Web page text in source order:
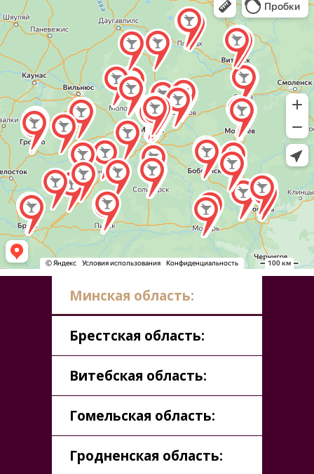
Минская область:
Брестская область:
Витебская область:
Гомельская область:
Гродненская область: